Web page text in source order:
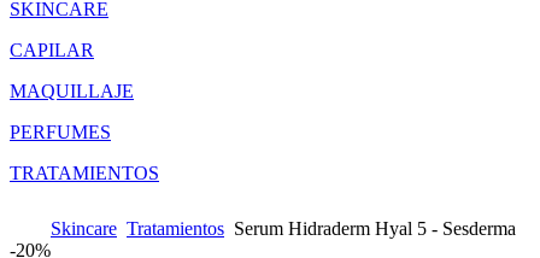
SKINCARE
CAPILAR
MAQUILLAJE
PERFUMES
TRATAMIENTOS
Skincare Tratamientos Serum Hidraderm Hyal 5 - Sesderma
-20%